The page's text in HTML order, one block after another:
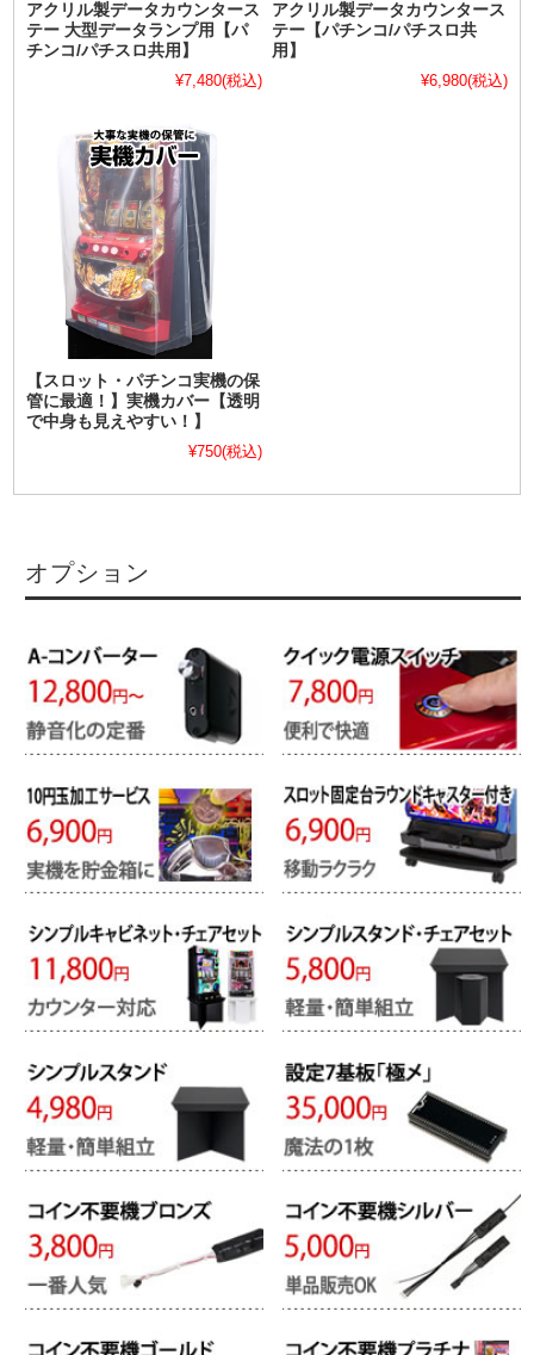
アクリル製データカウンタース
テー 大型データランプ用【パ
チンコ/パチスロ共用】
¥7,480(税込)
アクリル製データカウンタース
テー【パチンコ/パチスロ共
用】
¥6,980(税込)
【スロット・パチンコ実機の保
管に最適！】実機カバー【透明
で中身も見えやすい！】
¥750(税込)
オプション